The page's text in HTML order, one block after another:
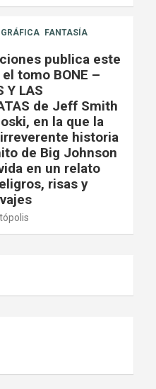
FANTASÍA
publica este
tomo BONE –
Y LAS
de Jeff Smith
en la que la
historia
de Big Johnson
en un relato
risas y